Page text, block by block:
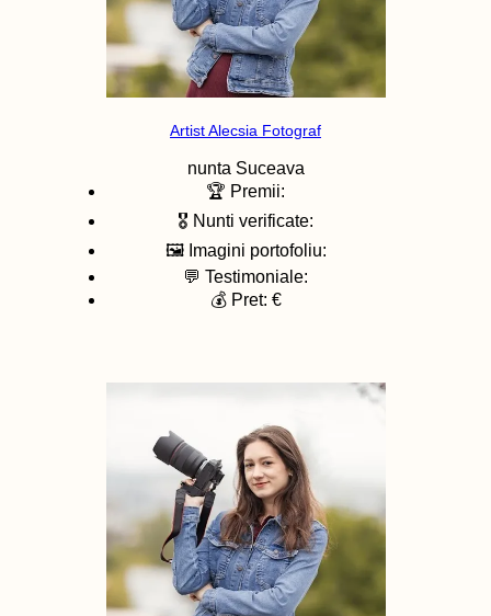
Artist Alecsia Fotograf
nunta Suceava
🏆 Premii:
🎖️ Nunti verificate:
🖼️ Imagini portofoliu:
💬 Testimoniale:
💰 Pret: €